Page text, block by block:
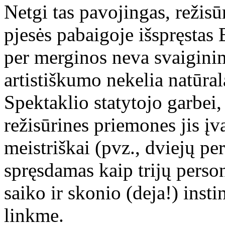
Netgi tas pavojingas,
pjesės pabaigoje
per merginos neva
artistiškumo nekelia
Spektaklio statytojo
režisūrines priemones jis
meistriškai (pvz., dviejų
spręsdamas kaip trijų
saiko ir skonio (deja!)
linkme.